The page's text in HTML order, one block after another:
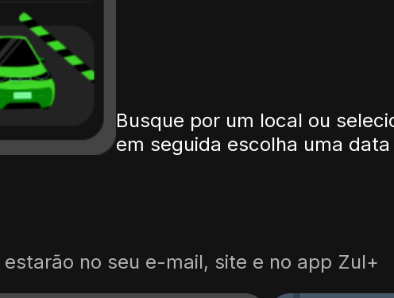
Busque por um local ou
em seguida escolha uma
no seu e-mail, site e no app Zul+